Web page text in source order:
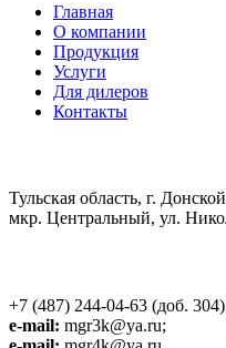
Главная
О компании
Продукция
Услуги
Для дилеров
Контакты
Тульская область, г.
мкр. Центральный, ул.
+7 (487) 244-04-63 (доб.
e-mail: mgr3k@ya.ru;